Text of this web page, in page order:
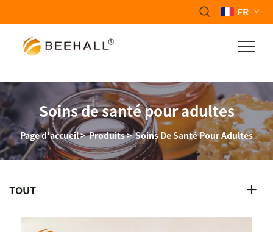
FR
Soins de santé pour adultes
Page d'accueil>Produits>Soins De Santé Pour Adultes
TOUT